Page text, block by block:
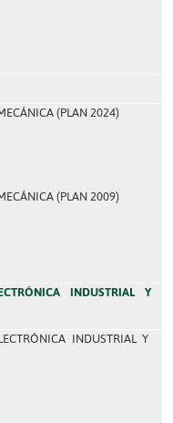
(PLAN 2024)
(PLAN 2009)
INDUSTRIAL Y
INDUSTRIAL Y